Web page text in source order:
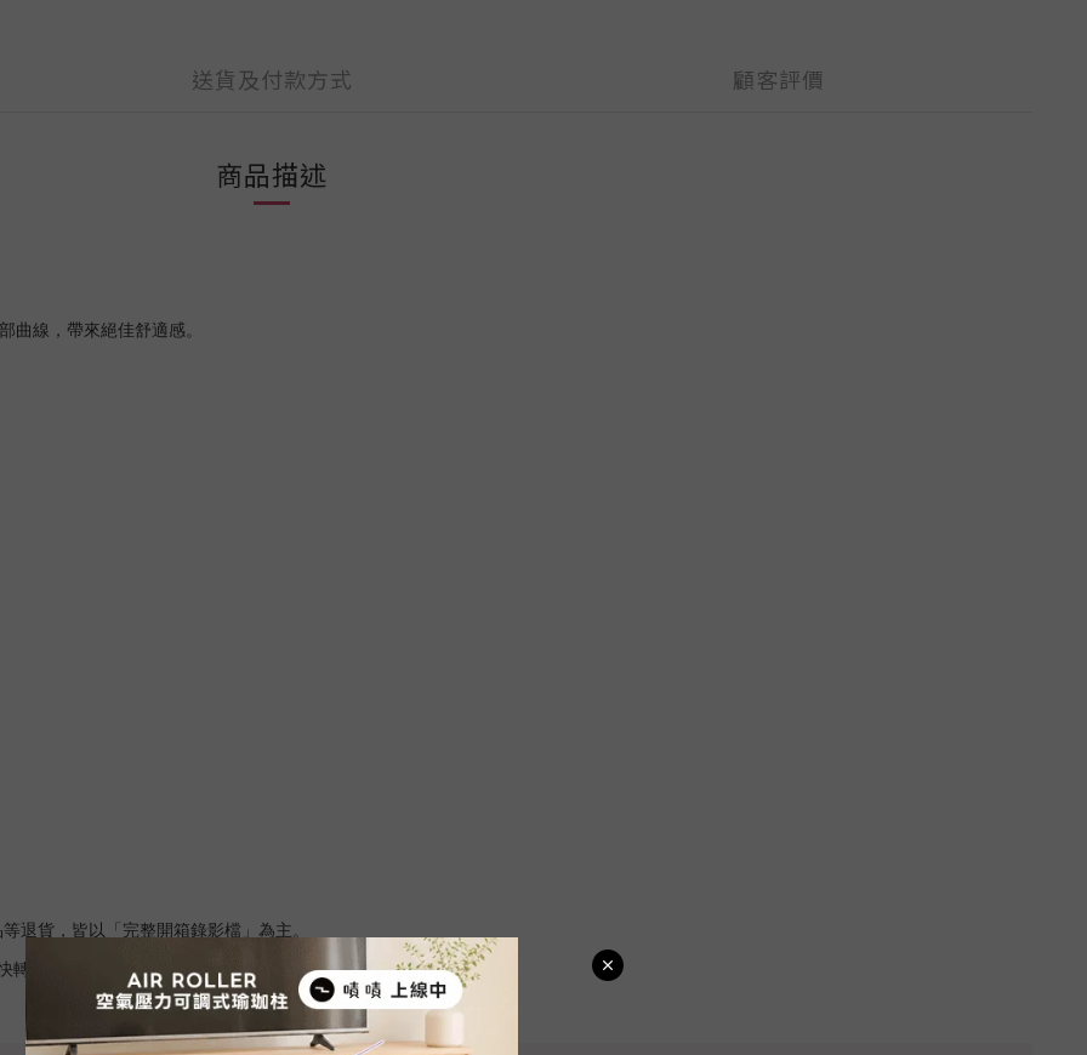
送貨及付款方式 顧客評價
商品描述
曲線，帶來絕佳舒適感。
退貨，皆以「完整開箱錄影檔」為主。
轉或剪輯痕跡皆無法受理。）